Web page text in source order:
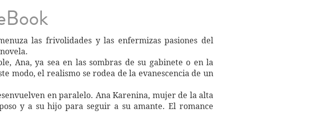
las frivolidades y las enfermizas pasiones del
Ana, ya sea en las sombras de su gabinete o en la
modo, el realismo se rodea de la evanescencia de un
en paralelo. Ana Karenina, mujer de la alta
y a su hijo para seguir a su amante. El romance